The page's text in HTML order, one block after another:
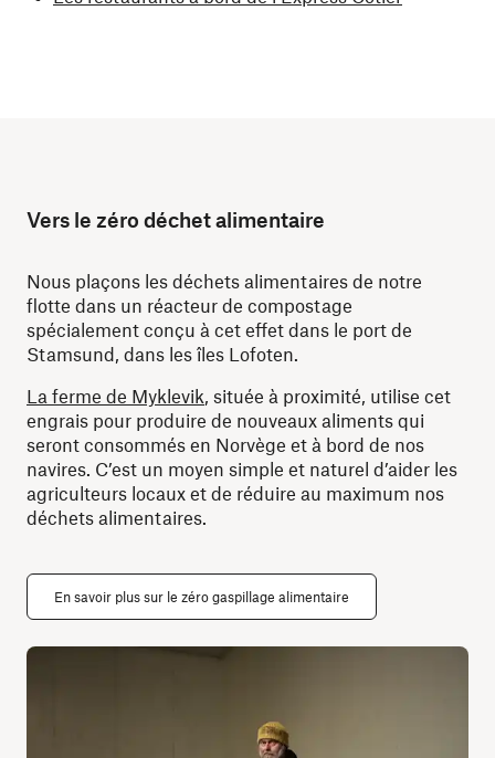
Vers le zéro déchet alimentaire
Nous plaçons les déchets alimentaires de notre
flotte dans un réacteur de compostage
spécialement conçu à cet effet dans le port de
Stamsund, dans les îles Lofoten.
La ferme de Myklevik, située à proximité, utilise cet
engrais pour produire de nouveaux aliments qui
seront consommés en Norvège et à bord de nos
navires. C’est un moyen simple et naturel d’aider les
agriculteurs locaux et de réduire au maximum nos
déchets alimentaires.
En savoir plus sur le zéro gaspillage alimentaire